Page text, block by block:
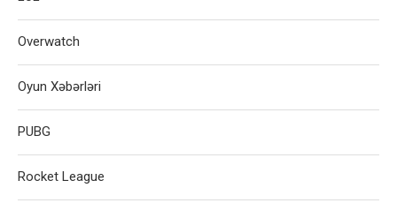
Overwatch
Oyun Xəbərləri
PUBG
Rocket League